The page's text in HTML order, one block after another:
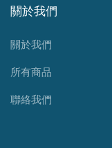
關於我們
關於我們
所有商品
聯絡我們